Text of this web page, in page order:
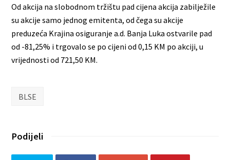
Od akcija na slobodnom tržištu pad cijena akcija zabilježile
su akcije samo jednog emitenta, od čega su akcije
preduzeća Krajina osiguranje a.d. Banja Luka ostvarile pad
od -81,25% i trgovalo se po cijeni od 0,15 KM po akciji, u
vrijednosti od 721,50 KM.
BLSE
Podijeli